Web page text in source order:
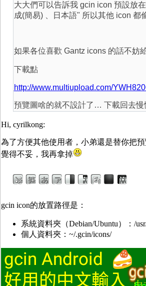
大大們可以告訴我 gcin icon 預設放
成(簡易) 、日本語" 所以其他 icon 都
如果各位喜歡 Gantz icons 的話不妨
下載點
http://www.multiupload.com/
預覽圖啥的就不設計了… 下載回去慢
Hi, cyrilkong:
為了方便其他使用者，小弟還是替你把
覺得不妥，我再拿掉
gcin icon的放置路徑是：
系統資料夾（Debian/Ubuntu）：/
個人資料夾：~/.gcin/icons/